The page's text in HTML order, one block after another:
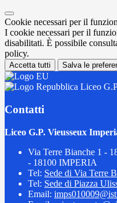
Cookie necessari per il
I cookie necessari per il
disabilitati. È possibile
policy.
Accetta tutti Salva le
Liceo
Contatti
Liceo G.P. Vieusseux
Via Terre Bianche 1 -
- 18100 IMPERIA
Tel: Sede di Via Terre
Tel: Sede di Piazza
Email: